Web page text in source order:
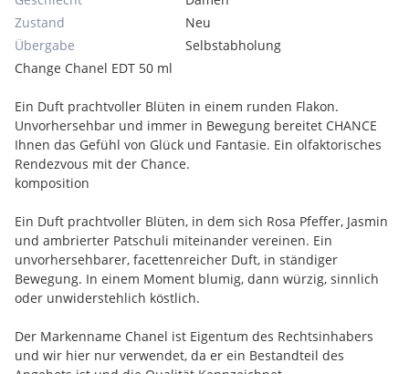
Zustand
Neu
Übergabe
Selbstabholung
Change Chanel EDT 50 ml
Ein Duft prachtvoller Blüten in einem runden Flakon.
Unvorhersehbar und immer in Bewegung bereitet CHANCE
Ihnen das Gefühl von Glück und Fantasie. Ein olfaktorisches
Rendezvous mit der Chance.
komposition
Ein Duft prachtvoller Blüten, in dem sich Rosa Pfeffer, Jasmin
und ambrierter Patschuli miteinander vereinen. Ein
unvorhersehbarer, facettenreicher Duft, in ständiger
Bewegung. In einem Moment blumig, dann würzig, sinnlich
oder unwiderstehlich köstlich.
Der Markenname Chanel ist Eigentum des Rechtsinhabers
und wir hier nur verwendet, da er ein Bestandteil des